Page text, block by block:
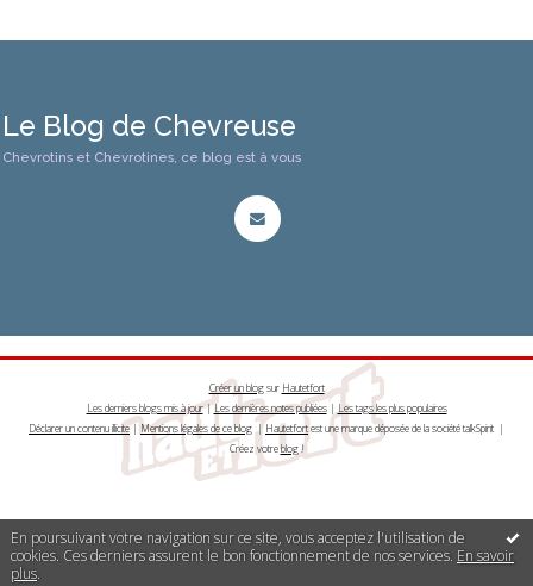
En poursuivant votre navigation sur ce site, vous acceptez l'utilisation de
cookies. Ces derniers assurent le bon fonctionnement de nos services. En savoir
plus.
Le Blog de Chevreuse
Chevrotins et Chevrotines, ce blog est à vous
Créer un blogsur Hautetfort
Les derniers blogs mis à jour|Les dernières notes publiées| Les tags les plus populaires
Déclarer un contenu illicite| Mentions légales de ce blog |Hautetfortest une marque déposée de la société talkSpirit |
Créez votreblog!